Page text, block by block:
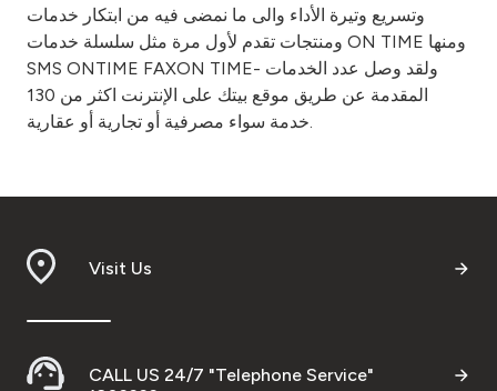
وتسريع وتيرة الأداء والى ما نمضى فيه من ابتكار خدمات
ومنتجات تقدم لأول مرة مثل سلسلة خدمات ON TIME ومنها
SMS ONTIME FAXON TIME- ولقد وصل عدد الخدمات
المقدمة عن طريق موقع بيتك على الإنترنت اكثر من 130
خدمة سواء مصرفية أو تجارية أو عقارية.
Visit Us
CALL US 24/7 "Telephone Service"